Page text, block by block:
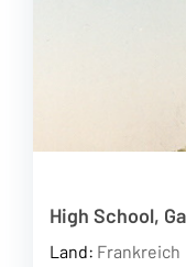
High School,
Land: Frankreich